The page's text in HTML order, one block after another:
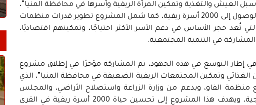
العيش والتغذية وتمكين المرأة الريفية وأسرها في محافظة المنيا”،
الممول من الحكومة الكندية، والذي نجح في الوصول إلى 2000 أسرة ريفية، كما شمل المشروع تطوير قدرات منظمات
تُعد حجر الأساس في دعم الأسر الأكثر احتياجًا، وتمكينهم اقتصاديًا،
في التنمية المجتمعية.
في إطار التوسع في هذه الجهود، تم المشاركة مؤخرًا في إطلاق مشروع
الغذائي وتمكين المجتمعات الريفية الضعيفة في محافظة المنيا”، الذي
منظمة الفاو، وبدعم من وزارة الزراعة واستصلاح الأراضي، والمجلس
القومي للمرأة، وبتمويل من الحكومة النرويجية، ويهدف هذا المشروع إلى تحسين حياة 2000 أسرة ريفية في القرى